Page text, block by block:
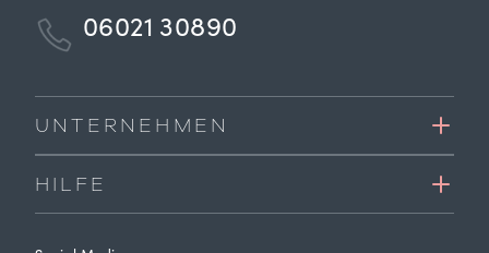
06021 30890
UNTERNEHMEN
HILFE